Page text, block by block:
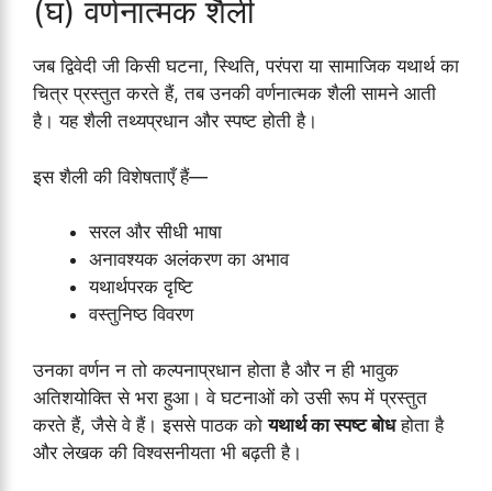
(घ) वर्णनात्मक शैली
जब द्विवेदी जी किसी घटना, स्थिति, परंपरा या सामाजिक यथार्थ का
चित्र प्रस्तुत करते हैं, तब उनकी वर्णनात्मक शैली सामने आती
है। यह शैली तथ्यप्रधान और स्पष्ट होती है।
इस शैली की विशेषताएँ हैं—
सरल और सीधी भाषा
अनावश्यक अलंकरण का अभाव
यथार्थपरक दृष्टि
वस्तुनिष्ठ विवरण
उनका वर्णन न तो कल्पनाप्रधान होता है और न ही भावुक
अतिशयोक्ति से भरा हुआ। वे घटनाओं को उसी रूप में प्रस्तुत
करते हैं, जैसे वे हैं। इससे पाठक कोयथार्थ का स्पष्ट बोधहोता है
और लेखक की विश्वसनीयता भी बढ़ती है।